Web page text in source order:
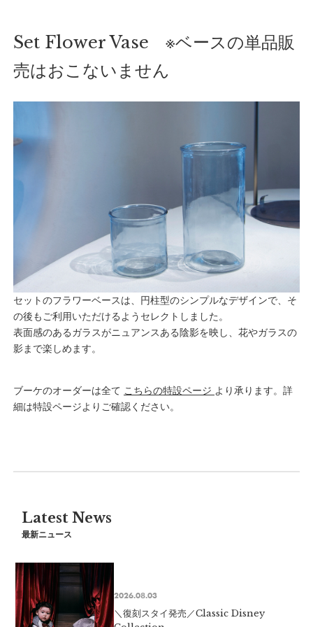
Set Flower Vase ※ベースの単品販
売はおこないません
セットのフラワーベースは、円柱型のシンプルなデザインで、そ
の後もご利用いただけるようセレクトしました。
表面感のあるガラスがニュアンスある陰影を映し、花やガラスの
影まで楽しめます。
ブーケのオーダーは全て こちらの特設ページ より承ります。詳
細は特設ページよりご確認ください。
Latest News
最新ニュース
2026.08.03
＼復刻スタイ発売／Classic Disney